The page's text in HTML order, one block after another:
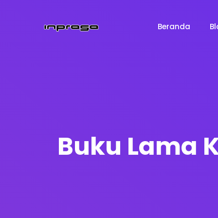
Beranda
Buku Lama